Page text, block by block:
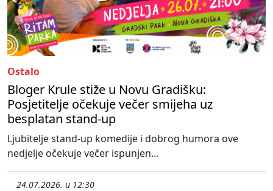
Ostalo
Bloger Krule stiže u Novu Gradišku:
Posjetitelje očekuje večer smijeha uz
besplatan stand-up
Ljubitelje stand-up komedije i dobrog humora ove
nedjelje očekuje večer ispunjen...
24.07.2026. u 12:30